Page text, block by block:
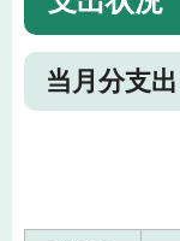
当月分支出